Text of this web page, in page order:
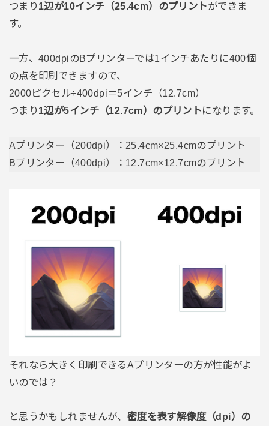
つまり 1辺が10インチ（25.4cm）のプリントができま
す。
一方、400dpiのBプリンターでは1インチあたりに400個
の点を印刷できますので、
2000ピクセル÷400dpi＝5インチ（12.7cm）
つまり 1辺が5インチ（12.7cm）のプリントになります。
Aプリンター（200dpi）：25.4cm×25.4cmのプリント
Bプリンター（400dpi）：12.7cm×12.7cmのプリント
それなら大きく印刷できるAプリンターの方が性能がよ
いのでは？
と思うかもしれませんが、 密度を表す解像度（dpi）の